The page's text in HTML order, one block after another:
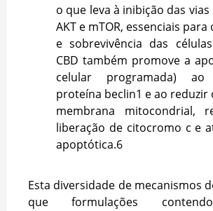
o que leva à inibição das vias
AKT e mTOR, essenciais
e sobrevivência das
CBD também promove a
celular programada)
proteína beclin1 e ao reduzir
membrana mitocondrial,
liberação de citocromo c e
apoptótica.6
Esta diversidade de mecanismos
que formulações